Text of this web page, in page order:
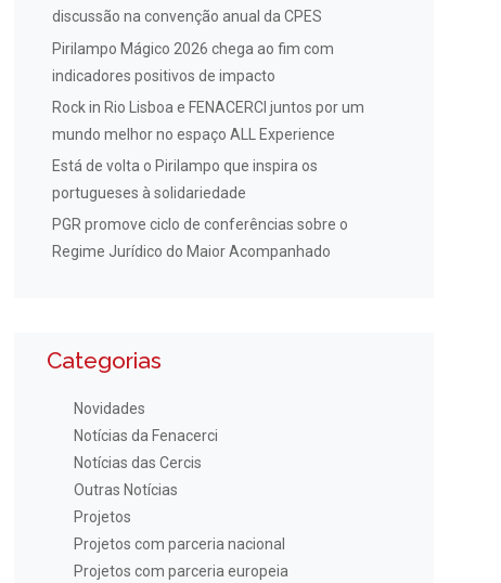
discussão na convenção anual da CPES
Pirilampo Mágico 2026 chega ao fim com
indicadores positivos de impacto
Rock in Rio Lisboa e FENACERCI juntos por um
mundo melhor no espaço ALL Experience
Está de volta o Pirilampo que inspira os
portugueses à solidariedade
PGR promove ciclo de conferências sobre o
Regime Jurídico do Maior Acompanhado
Categorias
Novidades
Notícias da Fenacerci
Notícias das Cercis
Outras Notícias
Projetos
Projetos com parceria nacional
Projetos com parceria europeia